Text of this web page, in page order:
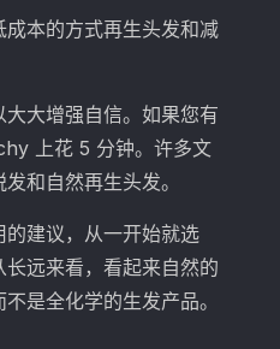
本的方式再生头发和减
大增强自信。如果您有
上花 5 分钟。许多文
和自然再生头发。
建议，从一开始就选
远来看，看起来自然的
是全化学的生发产品。